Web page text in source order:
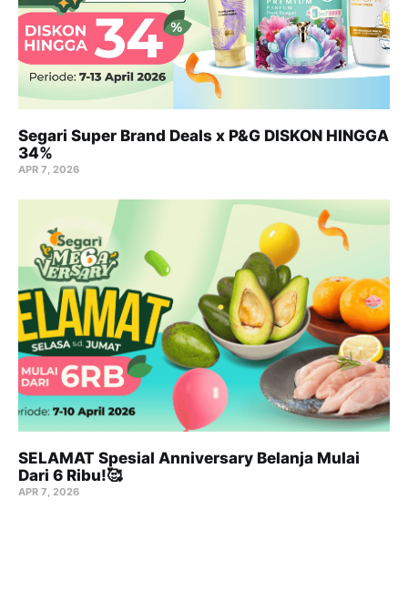
Segari Super Brand Deals x P&G DISKON HINGGA
34%
APR 7, 2026
SELAMAT Spesial Anniversary Belanja Mulai
Dari 6 Ribu!🥰
APR 7, 2026